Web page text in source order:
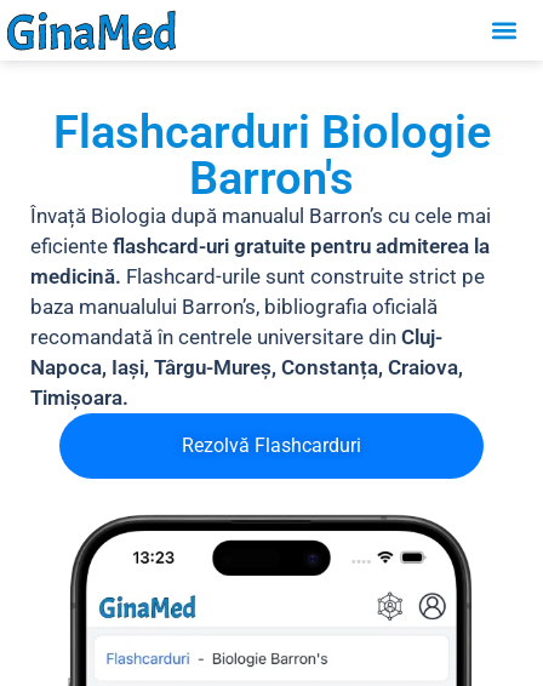
Flashcarduri Biologie
Barron's
Învață Biologia după manualul Barron’s cu cele mai
eficiente flashcard-uri gratuite pentru admiterea la
medicină. Flashcard-urile sunt construite strict pe
baza manualului Barron’s, bibliografia oficială
recomandată în centrele universitare din Cluj-
Napoca, Iași, Târgu-Mureș, Constanța, Craiova,
Timișoara.
Rezolvă Flashcarduri